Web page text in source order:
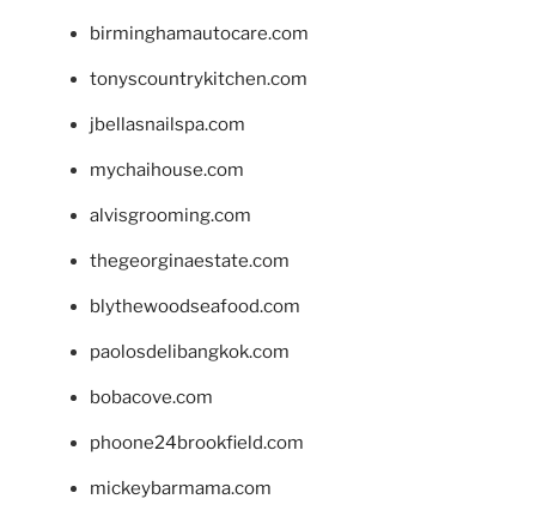
birminghamautocare.com
tonyscountrykitchen.com
jbellasnailspa.com
mychaihouse.com
alvisgrooming.com
thegeorginaestate.com
blythewoodseafood.com
paolosdelibangkok.com
bobacove.com
phoone24brookfield.com
mickeybarmama.com